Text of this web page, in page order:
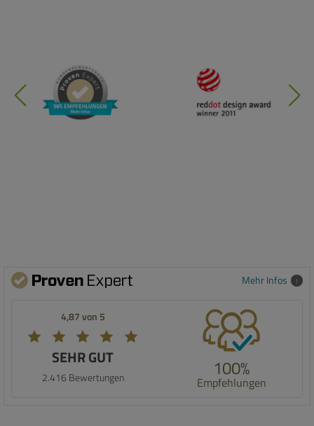
Mehr Infos
4,87 von 5
SEHR GUT
2.416 Bewertungen 100%
Empfehlungen